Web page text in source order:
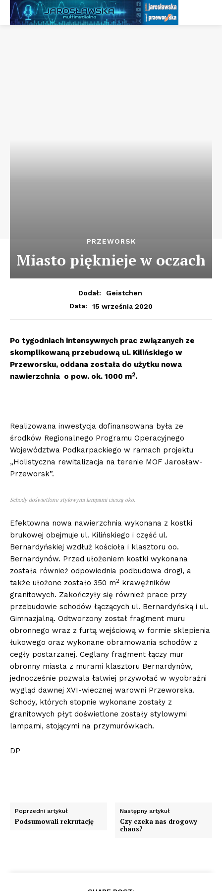
PRZEWORSK
Miasto pięknieje w oczach
Dodał:
Geistchen
Data:
15 września 2020
Po tygodniach intensywnych prac związanych ze
skomplikowaną przebudową ul. Kilińskiego w
Przeworsku, oddana została do użytku nowa
nawierzchnia o pow. ok. 1000 m2.
Realizowana inwestycja dofinansowana była ze
środków Regionalnego Programu Operacyjnego
Województwa Podkarpackiego w ramach projektu
„Holistyczna rewitalizacja na terenie MOF Jarosław-
Przeworsk”.
Schody doświetlone stylowymi lampami cieszą oko.
Efektowna nowa nawierzchnia wykonana z kostki
brukowej obejmuje ul. Kilińskiego i część ul.
Bernardyńskiej wzdłuż kościoła i klasztoru oo.
Bernardynów. Przed ułożeniem kostki wykonana
została również odpowiednia podbudowa drogi, a
także ułożone zostało 350 m2
krawężników
granitowych. Zakończyły się również prace przy
przebudowie schodów łączących ul. Bernardyńską i ul.
Gimnazjalną. Odtworzony został fragment muru
obronnego wraz z furtą wejściową w formie sklepienia
łukowego oraz wykonane obramowania schodów z
cegły postarzanej. Ceglany fragment łączy mur
obronny miasta z murami klasztoru Bernardynów,
jednocześnie pozwala łatwiej przywołać w wyobraźni
wygląd dawnej XVI-wiecznej warowni Przeworska.
Schody, których stopnie wykonane zostały z
granitowych płyt doświetlone zostały stylowymi
lampami, stojącymi na przymurówkach.
DP
Poprzedni artykuł
Podsumowali rekrutację
Następny artykuł
Czy czeka nas drogowy
chaos?